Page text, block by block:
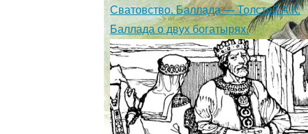
Сватовство. Баллада — Толстой А.К.
Баллада о двух богатырях.